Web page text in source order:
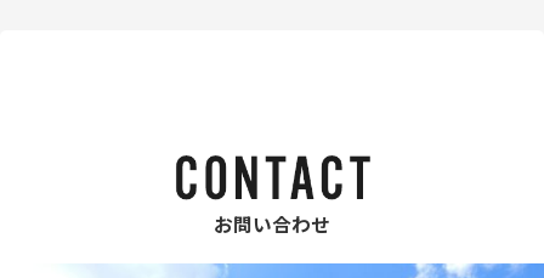
お問い合わせ